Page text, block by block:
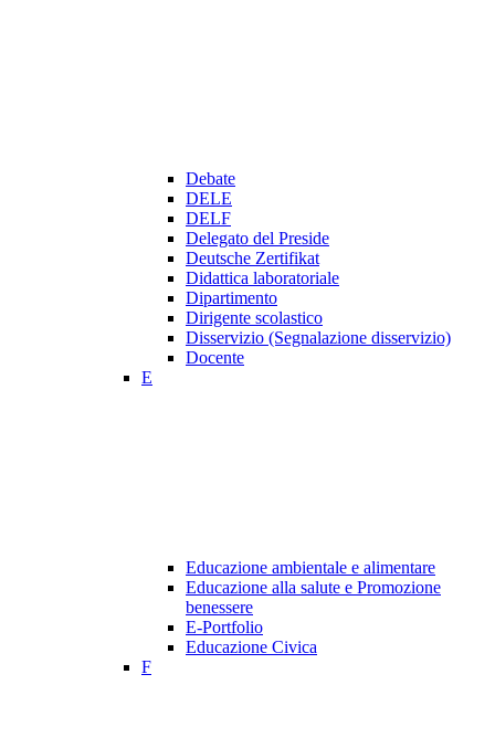
Debate
DELE
DELF
Delegato del Preside
Deutsche Zertifikat
Didattica laboratoriale
Dipartimento
Dirigente scolastico
Disservizio (Segnalazione disservizio)
Docente
E
Educazione ambientale e alimentare
Educazione alla salute e Promozione
benessere
E-Portfolio
Educazione Civica
F